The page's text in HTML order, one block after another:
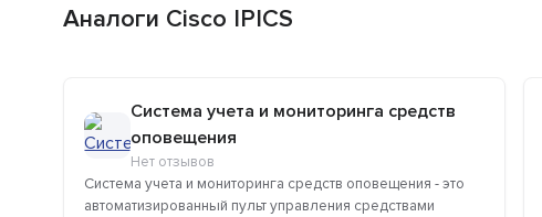
Аналоги Cisco IPICS
Система учета и мониторинга средств
оповещения
Нет отзывов
Система учета и мониторинга средств оповещения - это
автоматизированный пульт управления средствами